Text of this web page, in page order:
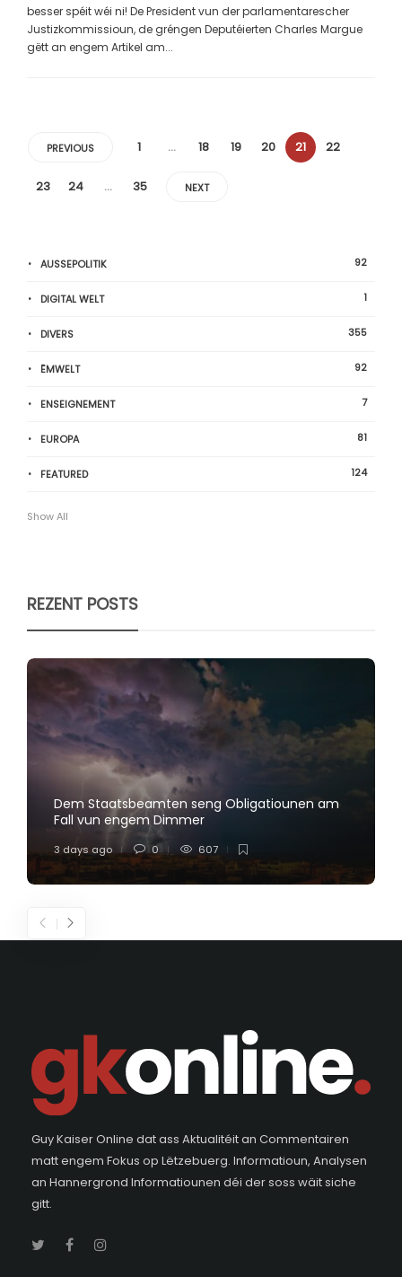
besser spéit wéi ni! De President vun der parlamentarescher
Justizkommissioun, de gréngen Deputéierten Charles Margue
gëtt an engem Artikel am...
PREVIOUS 1 … 18 19 20 21 22
23 24 … 35 NEXT
AUSSEPOLITIK 92
DIGITAL WELT 1
DIVERS 355
ËMWELT 92
ENSEIGNEMENT 7
EUROPA 81
FEATURED 124
Show All
REZENT POSTS
Dem Staatsbeamten seng Obligatiounen am
Fall vun engem Dimmer
3 days ago 0 607
Guy Kaiser Online dat ass Aktualitéit an Commentairen
matt engem Fokus op Lëtzebuerg. Informatioun, Analysen
an Hannergrond Informatiounen déi der soss wäit siche
gitt.